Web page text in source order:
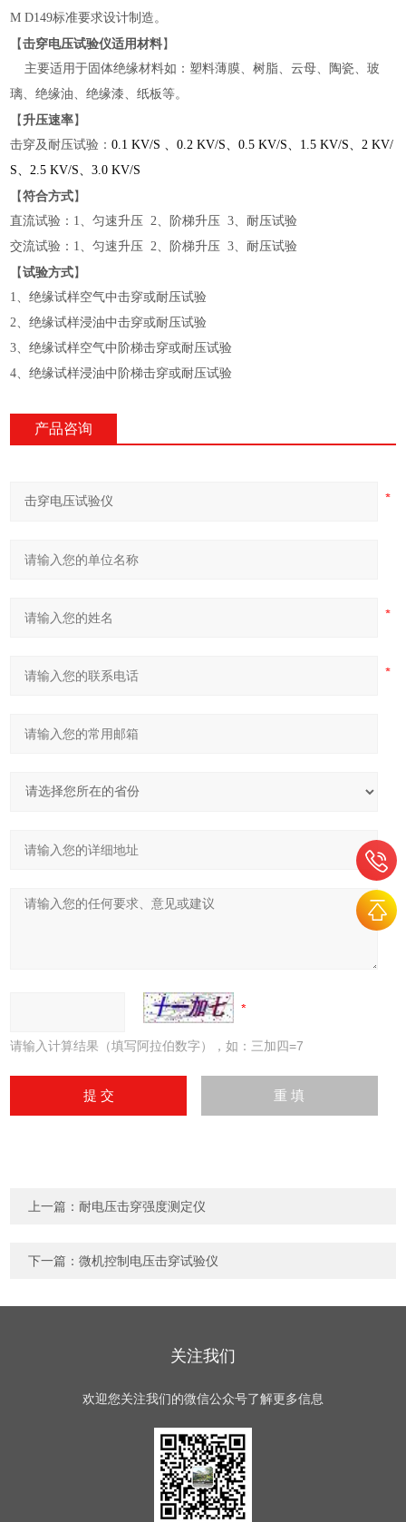
M D149标准要求设计制造。
【击穿电压试验仪适用材料】
主要适用于固体绝缘材料如：塑料薄膜、树脂、云母、陶瓷、玻
璃、绝缘油、绝缘漆、纸板等。
【升压速率】
击穿及耐压试验：0.1 KV/S 、0.2 KV/S、0.5 KV/S、 1.5 KV/S、2 KV/
S、2.5 KV/S、3.0 KV/S
【符合方式】
直流试验：1、匀速升压 2、阶梯升压 3、耐压试验
交流试验：1、匀速升压 2、阶梯升压 3、耐压试验
【试验方式】
1、绝缘试样空气中击穿或耐压试验
2、绝缘试样浸油中击穿或耐压试验
3、绝缘试样空气中阶梯击穿或耐压试验
4、绝缘试样浸油中阶梯击穿或耐压试验
产品咨询
请输入计算结果（填写阿拉伯数字），如：三加四=7
上一篇： 耐电压击穿强度测定仪
下一篇：微机控制电压击穿试验仪
关注我们
欢迎您关注我们的微信公众号了解更多信息